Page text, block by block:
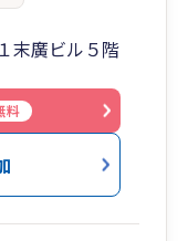
末廣ビル５階
料